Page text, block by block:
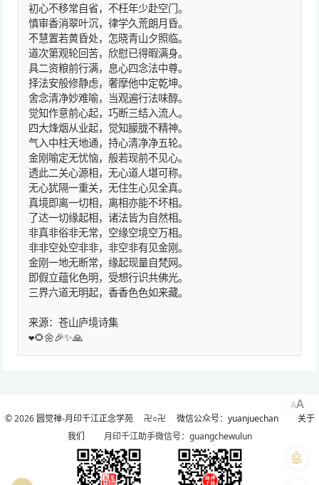
初心不移常自省，不枉年少赴空门。
慎审香消翠叶沉，律学久荒朗月昏。
不慧置若黄昏处，怎晓青山夕照临。
道次第观轮回苦，欣慰已得暇满身。
具二资粮前行满，息心四念法中尊。
择法安般修静虑，奢摩他中定乾坤。
舍念清净妙难喻，当观遍行法味醇。
觉知作意前心起，巧断三结入流人。
四大烽烟从业起，觉知朦胧不精神。
气入中柱天地通，持心清净净五轮。
金刚喻定无忧恼，般若现前不见心。
透此二关心源相，无心道人堪可称。
无心犹隔一重关，无住生心见全真。
真境即离一切相，离相亦能不坏相。
了达一切缘起相，诸法皆为自然相。
非真非俗非无常，空缘空境空万相。
非非空处空非非，非空非有见金刚。
金刚一地无断常，缘起现量自梵网。
即假立蕴化色明，受想行识共佛光。
三界六道无明起，香香色色如来藏。
来源：苍山庐境诗集
❤️🌻🌼🎉✨🙏
© 2026 圆觉禅-月印千江正念学苑卍○卍 微信公众号：yuanjuechan
关于
我们 月印千江助手微信号：guangchewulun
AA
🤖